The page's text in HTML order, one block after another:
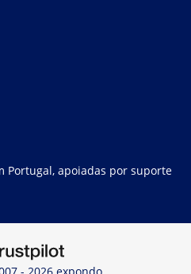
Portugal, apoiadas por suporte